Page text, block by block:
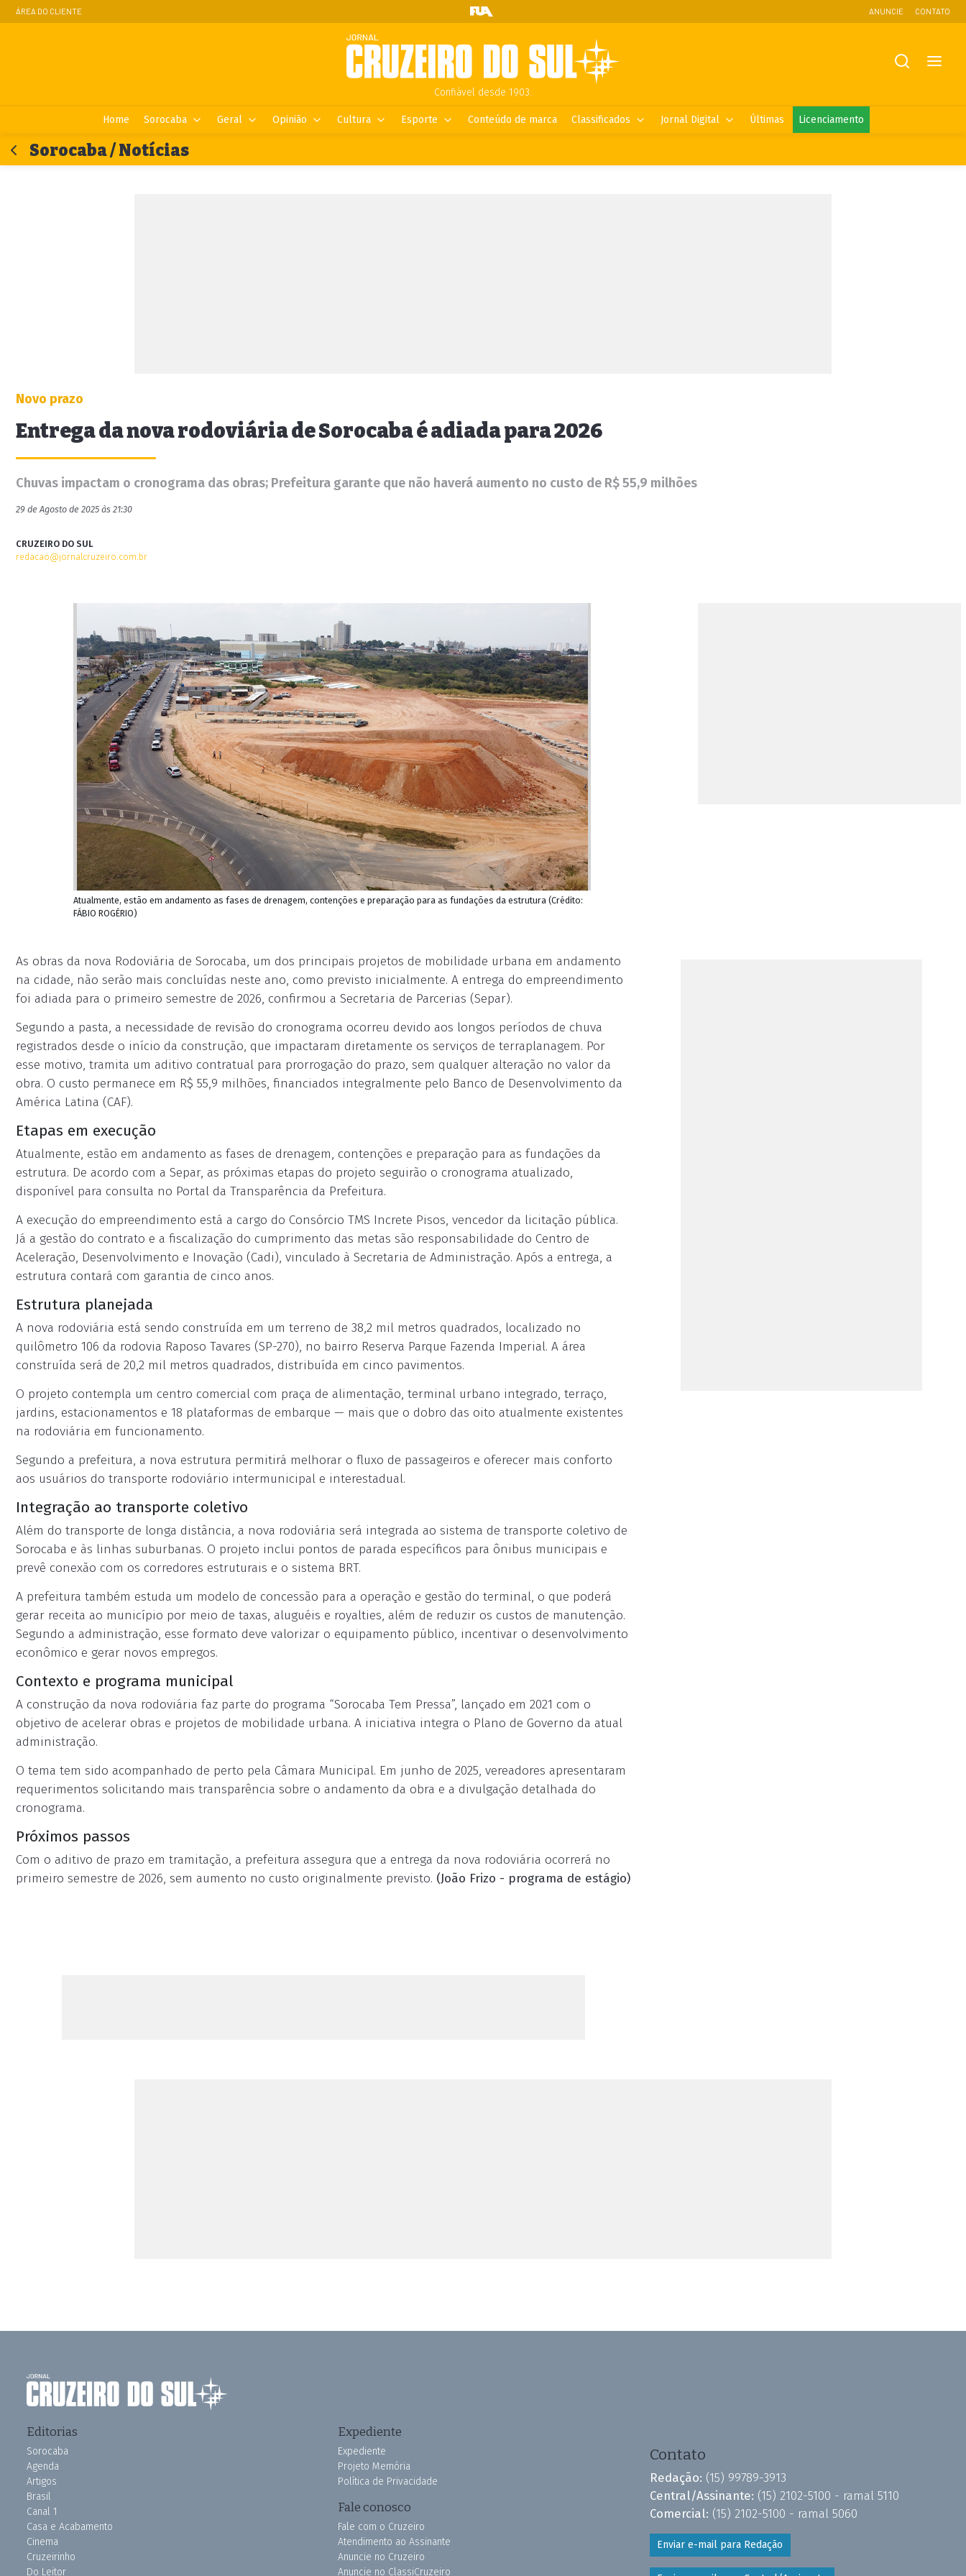
ÁREA DO CLIENTE ANUNCIE CONTATO
Confiável desde 1903.
Home Sorocaba Geral Opinião Cultura Esporte Conteúdo de marca Classificados Jornal Digital Últimas Licenciamento
Sorocaba / Notícias
Novo prazo
Entrega da nova rodoviária de Sorocaba é adiada para 2026
Chuvas impactam o cronograma das obras; Prefeitura garante que não haverá aumento no custo de R$ 55,9 milhões
29 de Agosto de 2025 às 21:30
CRUZEIRO DO SUL
redacao@jornalcruzeiro.com.br
Atualmente, estão em andamento as fases de drenagem, contenções e preparação para as fundações da estrutura (Crédito:
FÁBIO ROGÉRIO)
As obras da nova Rodoviária de Sorocaba, um dos principais projetos de mobilidade urbana em andamento
na cidade, não serão mais concluídas neste ano, como previsto inicialmente. A entrega do empreendimento
foi adiada para o primeiro semestre de 2026, confirmou a Secretaria de Parcerias (Separ).
Segundo a pasta, a necessidade de revisão do cronograma ocorreu devido aos longos períodos de chuva
registrados desde o início da construção, que impactaram diretamente os serviços de terraplanagem. Por
esse motivo, tramita um aditivo contratual para prorrogação do prazo, sem qualquer alteração no valor da
obra. O custo permanece em R$ 55,9 milhões, financiados integralmente pelo Banco de Desenvolvimento da
América Latina (CAF).
Etapas em execução
Atualmente, estão em andamento as fases de drenagem, contenções e preparação para as fundações da
estrutura. De acordo com a Separ, as próximas etapas do projeto seguirão o cronograma atualizado,
disponível para consulta no Portal da Transparência da Prefeitura.
A execução do empreendimento está a cargo do Consórcio TMS Increte Pisos, vencedor da licitação pública.
Já a gestão do contrato e a fiscalização do cumprimento das metas são responsabilidade do Centro de
Aceleração, Desenvolvimento e Inovação (Cadi), vinculado à Secretaria de Administração. Após a entrega, a
estrutura contará com garantia de cinco anos.
Estrutura planejada
A nova rodoviária está sendo construída em um terreno de 38,2 mil metros quadrados, localizado no
quilômetro 106 da rodovia Raposo Tavares (SP-270), no bairro Reserva Parque Fazenda Imperial. A área
construída será de 20,2 mil metros quadrados, distribuída em cinco pavimentos.
O projeto contempla um centro comercial com praça de alimentação, terminal urbano integrado, terraço,
jardins, estacionamentos e 18 plataformas de embarque — mais que o dobro das oito atualmente existentes
na rodoviária em funcionamento.
Segundo a prefeitura, a nova estrutura permitirá melhorar o fluxo de passageiros e oferecer mais conforto
aos usuários do transporte rodoviário intermunicipal e interestadual.
Integração ao transporte coletivo
Além do transporte de longa distância, a nova rodoviária será integrada ao sistema de transporte coletivo de
Sorocaba e às linhas suburbanas. O projeto inclui pontos de parada específicos para ônibus municipais e
prevê conexão com os corredores estruturais e o sistema BRT.
A prefeitura também estuda um modelo de concessão para a operação e gestão do terminal, o que poderá
gerar receita ao município por meio de taxas, aluguéis e royalties, além de reduzir os custos de manutenção.
Segundo a administração, esse formato deve valorizar o equipamento público, incentivar o desenvolvimento
econômico e gerar novos empregos.
Contexto e programa municipal
A construção da nova rodoviária faz parte do programa “Sorocaba Tem Pressa”, lançado em 2021 com o
objetivo de acelerar obras e projetos de mobilidade urbana. A iniciativa integra o Plano de Governo da atual
administração.
O tema tem sido acompanhado de perto pela Câmara Municipal. Em junho de 2025, vereadores apresentaram
requerimentos solicitando mais transparência sobre o andamento da obra e a divulgação detalhada do
cronograma.
Próximos passos
Com o aditivo de prazo em tramitação, a prefeitura assegura que a entrega da nova rodoviária ocorrerá no
primeiro semestre de 2026, sem aumento no custo originalmente previsto. (João Frizo - programa de estágio)
Editorias
Sorocaba
Agenda
Artigos
Brasil
Canal 1
Casa e Acabamento
Cinema
Cruzeirinho
Do Leitor
Expediente
Expediente
Projeto Memória
Política de Privacidade
Fale conosco
Fale com o Cruzeiro
Atendimento ao Assinante
Anuncie no Cruzeiro
Anuncie no ClassiCruzeiro
Contato
Redação: (15) 99789-3913
Central/Assinante: (15) 2102-5100 - ramal 5110
Comercial: (15) 2102-5100 - ramal 5060
Enviar e-mail para Redação